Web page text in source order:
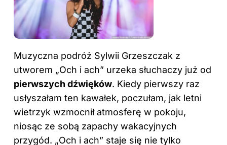
Muzyczna podróż Sylwii Grzeszczak z
utworem „Och i ach” urzeka słuchaczy już od
pierwszych dźwięków. Kiedy pierwszy raz
usłyszałam ten kawałek, poczułam, jak letni
wietrzyk wzmocnił atmosferę w pokoju,
niosąc ze sobą zapachy wakacyjnych
przygód. „Och i ach” staje się nie tylko